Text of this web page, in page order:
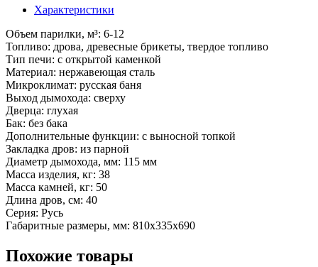
Характеристики
Объем парилки, м³: 6-12
Топливо: дрова, древесные брикеты, твердое топливо
Тип печи: с открытой каменкой
Материал: нержавеющая сталь
Микроклимат: русская баня
Выход дымохода: сверху
Дверца: глухая
Бак: без бака
Дополнительные функции: с выносной топкой
Закладка дров: из парной
Диаметр дымохода, мм: 115 мм
Масса изделия, кг: 38
Масса камней, кг: 50
Длина дров, см: 40
Серия: Русь
Габаритные размеры, мм: 810x335x690
Похожие товары